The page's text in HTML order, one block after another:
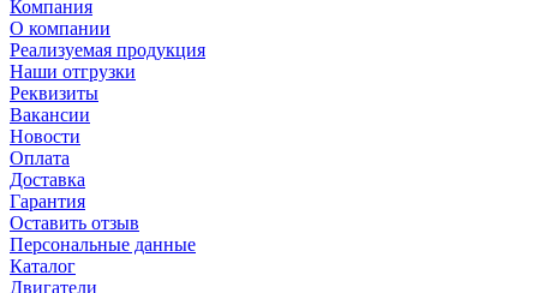
Компания
О компании
Реализуемая продукция
Наши отгрузки
Реквизиты
Вакансии
Новости
Оплата
Доставка
Гарантия
Оставить отзыв
Персональные данные
Каталог
Двигатели